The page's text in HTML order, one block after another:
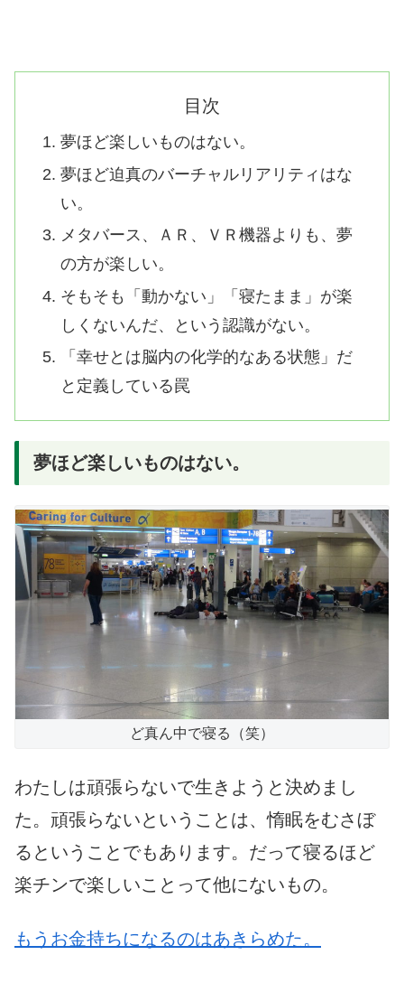
目次
夢ほど楽しいものはない。
夢ほど迫真のバーチャルリアリティはな
い。
メタバース、ＡＲ、ＶＲ機器よりも、夢
の方が楽しい。
そもそも「動かない」「寝たまま」が楽
しくないんだ、という認識がない。
「幸せとは脳内の化学的なある状態」だ
と定義している罠
夢ほど楽しいものはない。
ど真ん中で寝る（笑）
わたしは頑張らないで生きようと決めまし
た。頑張らないということは、惰眠をむさぼ
るということでもあります。だって寝るほど
楽チンで楽しいことって他にないもの。
もうお金持ちになるのはあきらめた。